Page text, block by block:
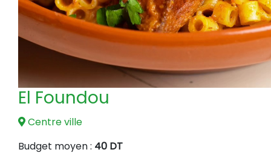
El Foundou
Centre ville
Budget moyen : 40 DT